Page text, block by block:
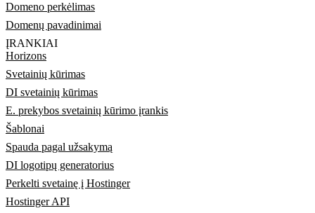
Domeno perkėlimas
Domenų pavadinimai
ĮRANKIAI
Horizons
Svetainių kūrimas
DI svetainių kūrimas
E. prekybos svetainių kūrimo įrankis
Šablonai
Spauda pagal užsakymą
DI logotipų generatorius
Perkelti svetainę į Hostinger
Hostinger API